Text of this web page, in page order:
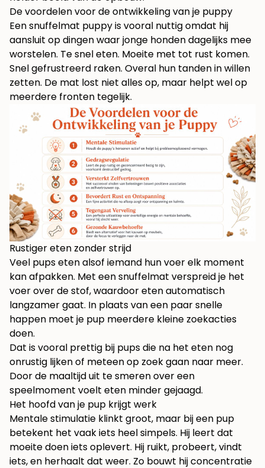
De voordelen voor de ontwikkeling van je puppy
Een snuffelmat puppy is vooral nuttig omdat hij
aansluit op dingen waar jonge honden dagelijks mee
worstelen. Te snel eten. Moeite met tot rust komen.
Snel gefrustreerd raken. Overal hun tanden in willen
zetten. De mat lost niet alles op, maar helpt wel op
meerdere fronten tegelijk.
Rustiger eten zonder strijd
Veel pups eten alsof iemand hun voer elk moment
kan afpakken. Met een snuffelmat verspreid je het
voer over de stof, waardoor eten automatisch
langzamer gaat. In plaats van een paar snelle
happen moet je pup meerdere kleine zoekacties
doen.
Dat is vooral prettig bij pups die na het eten nog
onrustig lijken of meteen op zoek gaan naar meer.
Door de maaltijd uit te smeren over een
speelmoment voelt eten minder gejaagd.
Het hoofd van je pup krijgt werk
Mentale stimulatie klinkt groot, maar bij een pup
betekent het vaak iets heel simpels. Hij leert dat
moeite doen iets oplevert. Hij ruikt, probeert, vindt
iets, en herhaalt dat weer. Zo bouwt hij concentratie